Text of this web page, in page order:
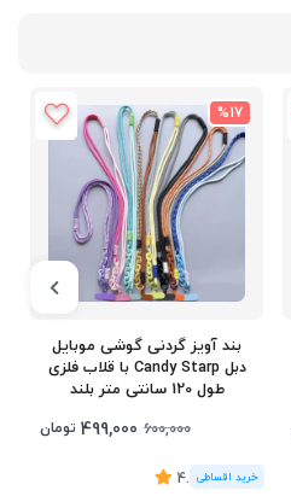
%17
بند آویز گردنی گوشی موبایل
دبل Candy Starp با قلاب فلزی
طول 120 سانتی متر بلند
600,000
499,000 تومان
(6 رای)
4.33